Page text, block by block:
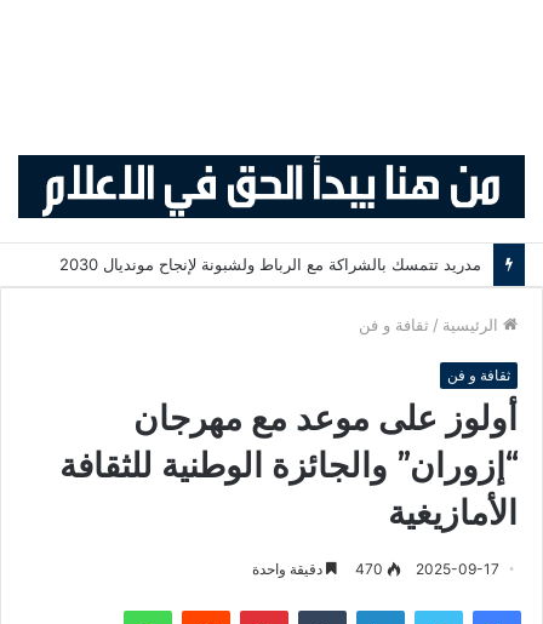
مدريد تتمسك بالشراكة مع الرباط ولشبونة لإنجاح مونديال 2030
الرئيسية / ثقافة و فن
ثقافة و فن
أولوز على موعد مع مهرجان
“إزوران” والجائزة الوطنية للثقافة
الأمازيغية
2025-09-17
470 دقيقة واحدة
فيسبوك لينكدإن بينتيريست